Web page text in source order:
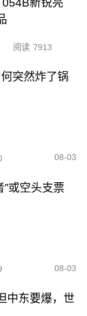
新锐亮
阅读 7913
突然炸了锅
08-03
或空头支票
08-03
中东要爆，世